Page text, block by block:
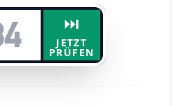
⏭️
JETZT
PRÜFEN